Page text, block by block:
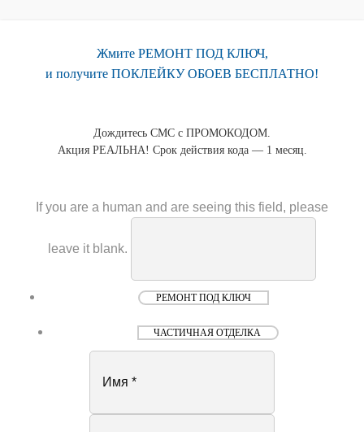
Жмите РЕМОНТ ПОД КЛЮЧ,
и получите ПОКЛЕЙКУ ОБОЕВ БЕСПЛАТНО!
Дождитесь СМС с ПРОМОКОДОМ.
Акция РЕАЛЬНА! Срок действия кода — 1 месяц.
If you are a human and are seeing this field, please
leave it blank.
РЕМОНТ ПОД КЛЮЧ
ЧАСТИЧНАЯ ОТДЕЛКА